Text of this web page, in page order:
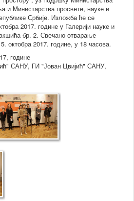
и Министарства просвете, науке и
Србије. Изложба ће се
2017. године у Галерији науке и
бр. 2. Свечано отварање
октобра 2017. године, у 18 часова.
године
САНУ, ГИ "Јован Цвијић" САНУ,